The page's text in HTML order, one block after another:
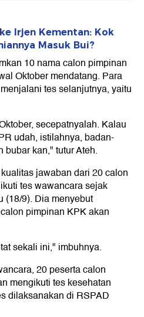
Irjen Kementan: Kok
Masuk Bui?
10 nama calon pimpinan
Oktober mendatang. Para
tes selanjutnya, yaitu
secepatnyalah. Kalau
udah, istilahnya, badan-
kan," tutur Ateh.
jawaban dari 20 calon
tes wawancara sejak
(18/9). Dia menyebut
pimpinan KPK akan
sekali ini," imbuhnya.
20 peserta calon
mengikuti tes kesehatan
dilaksanakan di RSPAD